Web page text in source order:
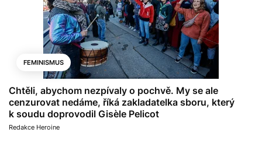
FEMINISMUS
Chtěli, abychom nezpívaly o pochvě. My se ale
cenzurovat nedáme, říká zakladatelka sboru, který
k soudu doprovodil Gisèle Pelicot
Redakce Heroine